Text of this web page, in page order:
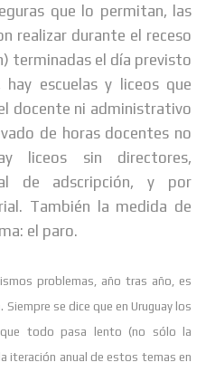
que lo permitan, las
realizar durante el receso
terminadas el día previsto
hay escuelas y liceos que
docente ni administrativo
de horas docentes no
liceos sin directores,
de adscripción, y por
También la medida de
el paro.
problemas, año tras año, es
se dice que en Uruguay los
todo pasa lento (no sólo la
iteración anual de estos temas en